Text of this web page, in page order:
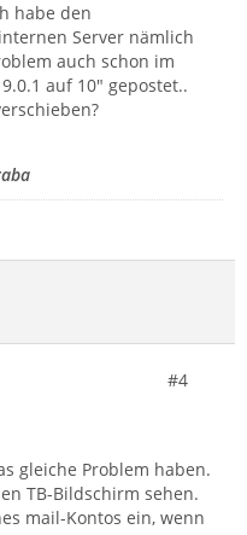
habe den
Server nämlich
auch schon im
auf 10" gepostet..
#4
gleiche Problem haben.
TB-Bildschirm sehen.
mail-Kontos ein, wenn